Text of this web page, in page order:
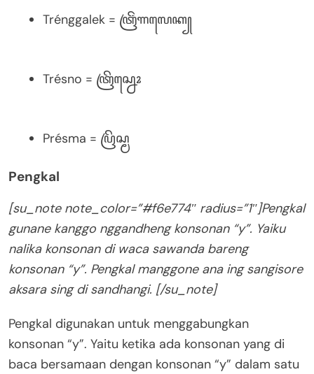
Trénggalek = ꦠꦿꦼꦁꦒꦭꦺꦏ꧀
Trésno = ꦠꦿꦼꦱ꧀ꦤꦺꦴ
Présma = ꦥꦿꦼꦱ꧀ꦩ
Pengkal
[su_note note_color=”#f6e774″ radius=”1″]Pengkal
gunane kanggo nggandheng konsonan “y”. Yaiku
nalika konsonan di waca sawanda bareng
konsonan “y”. Pengkal manggone ana ing sangisore
aksara sing di sandhangi. [/su_note]
Pengkal digunakan untuk menggabungkan
konsonan “y”. Yaitu ketika ada konsonan yang di
baca bersamaan dengan konsonan “y” dalam satu